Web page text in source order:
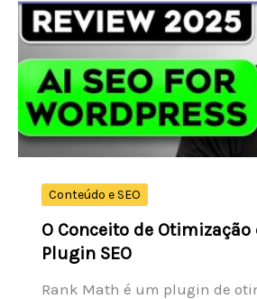
e
Desenvolvimento
Web
Conteúdo e SEO
O Conceito de Otimização
Plugin SEO
Rank Math é um plugin de